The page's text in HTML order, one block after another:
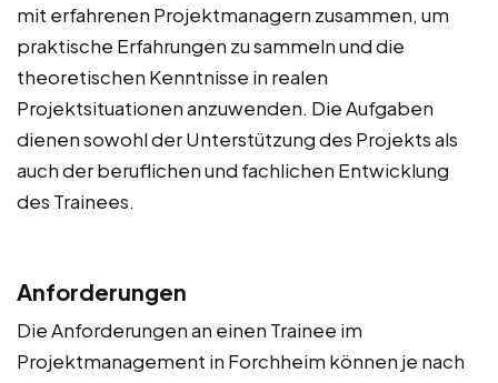
mit erfahrenen Projektmanagern zusammen, um
praktische Erfahrungen zu sammeln und die
theoretischen Kenntnisse in realen
Projektsituationen anzuwenden. Die Aufgaben
dienen sowohl der Unterstützung des Projekts als
auch der beruflichen und fachlichen Entwicklung
des Trainees.
Anforderungen
Die Anforderungen an einen Trainee im
Projektmanagement in Forchheim können je nach